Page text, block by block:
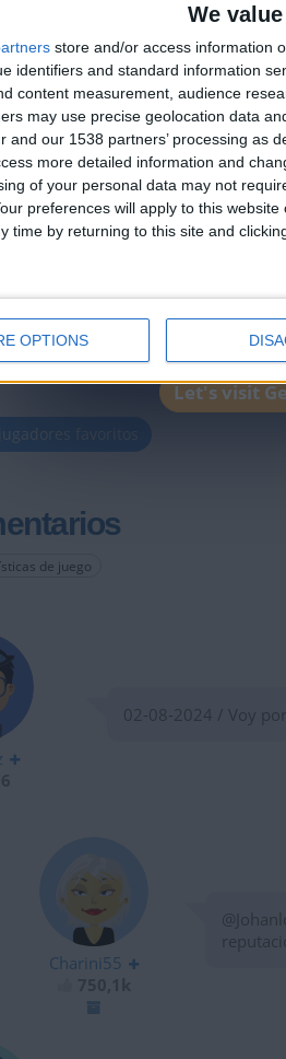
We
store and/or access information
identifiers and standard information
content measurement, audience
may use precise geolocation data
and our 1538 partners’ processing as
more detailed information and
of your personal data may not
preferences will apply to this
time by returning to this site and
OPTIONS
88447
68491
65145
42303
39766
23208
2900
favoritos
de juego
02-08-2024 / Voy por
Charini55
🇺🇸 We noticed
an English-
Join our American
the firsts to
Let's visit